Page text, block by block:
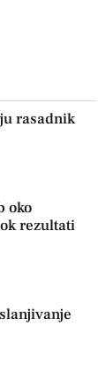
rasadnik
oko
rezultati